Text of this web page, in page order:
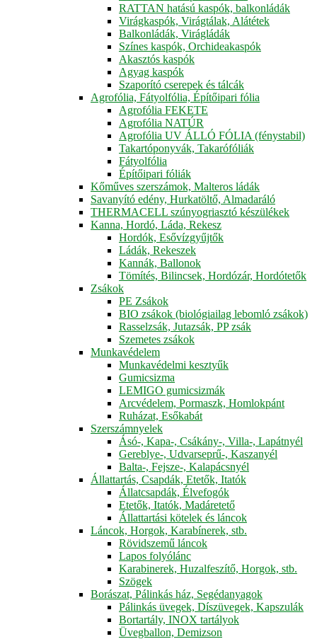
RATTAN hatású kaspók, balkonládák
Virágkaspók, Virágtálak, Alátétek
Balkonládák, Virágládák
Színes kaspók, Orchideakaspók
Akasztós kaspók
Agyag kaspók
Szaporító cserepek és tálcák
Agrofólia, Fátyolfólia, Építőipari fólia
Agrofólia FEKETE
Agrofólia NATÚR
Agrofólia UV ÁLLÓ FÓLIA (fénystabil)
Takartóponyvák, Takarófóliák
Fátyolfólia
Építőipari fóliák
Kőműves szerszámok, Malteros ládák
Savanyító edény, Hurkatöltő, Almadaráló
THERMACELL szúnyogriasztó készülékek
Kanna, Hordó, Láda, Rekesz
Hordók, Esővízgyűjtők
Ládák, Rekeszek
Kannák, Ballonok
Tömítés, Bilincsek, Hordózár, Hordótetők
Zsákok
PE Zsákok
BIO zsákok (biológiailag lebomló zsákok)
Rasselzsák, Jutazsák, PP zsák
Szemetes zsákok
Munkavédelem
Munkavédelmi kesztyűk
Gumicsizma
LEMIGO gumicsizmák
Arcvédelem, Pormaszk, Homlokpánt
Ruházat, Esőkabát
Szerszámnyelek
Ásó-, Kapa-, Csákány-, Villa-, Lapátnyél
Gereblye-, Udvarseprű-, Kaszanyél
Balta-, Fejsze-, Kalapácsnyél
Állattartás, Csapdák, Etetők, Itatók
Állatcsapdák, Élvefogók
Etetők, Itatók, Madáretető
Állattartási kötelek és láncok
Láncok, Horgok, Karabínerek, stb.
Rövidszemű láncok
Lapos folyólánc
Karabinerek, Huzalfeszítő, Horgok, stb.
Szögek
Borászat, Pálinkás ház, Segédanyagok
Pálinkás üvegek, Díszüvegek, Kapszulák
Bortartály, INOX tartályok
Üvegballon, Demizson